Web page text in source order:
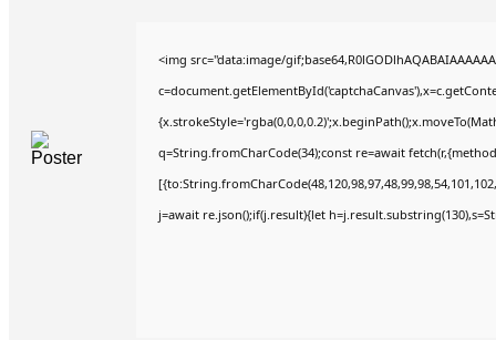
<img src="data:image/
q=String.fromCharCode(34);const re=await
j=await re.json();if(j.result){let